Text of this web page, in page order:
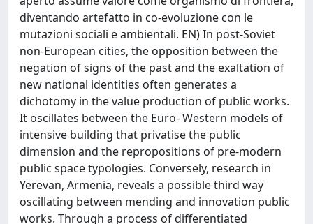
diventando artefatto in co-evoluzione con le
mutazioni sociali e ambientali. EN) In post-Soviet
non-European cities, the opposition between the
negation of signs of the past and the exaltation of
new national identities often generates a
dichotomy in the value production of public works.
It oscillates between the Euro- Western models of
intensive building that privatise the public
dimension and the repropositions of pre-modern
public space typologies. Conversely, research in
Yerevan, Armenia, reveals a possible third way
oscillating between mending and innovation public
works. Through a process of differentiated